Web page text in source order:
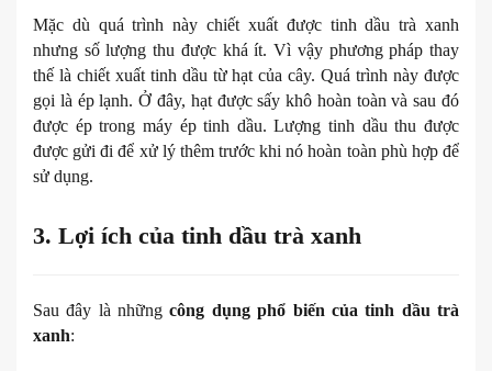
Mặc dù quá trình này chiết xuất được tinh dầu trà xanh
nhưng số lượng thu được khá ít. Vì vậy phương pháp thay
thế là chiết xuất tinh dầu từ hạt của cây. Quá trình này được
gọi là ép lạnh. Ở đây, hạt được sấy khô hoàn toàn và sau đó
được ép trong máy ép tinh dầu. Lượng tinh dầu thu được
được gửi đi để xử lý thêm trước khi nó hoàn toàn phù hợp để
sử dụng.
3. Lợi ích của tinh dầu trà xanh
Sau đây là nhữngcông dụng phổ biến của tinh dầu trà
xanh: